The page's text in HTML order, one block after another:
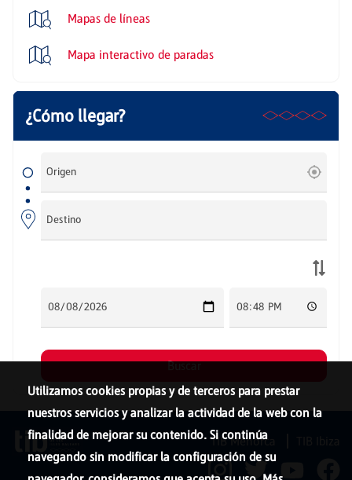
Mapas de líneas
Mapa interactivo de paradas
Utilizamos cookies propias y de terceros para prestar
nuestros servicios y analizar la actividad de la web con la
finalidad de mejorar su contenido. Si continúa
navegando sin modificar la configuración de su
TIB Menorca